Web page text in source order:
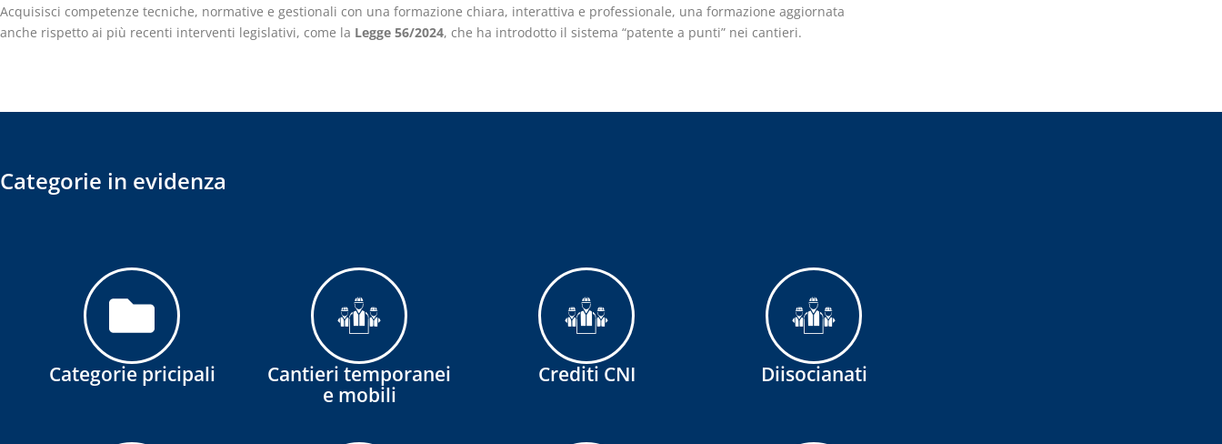
Acquisisci competenze tecniche, normative e gestionali con una formazione chiara, interattiva e professionale, una formazione aggiornata
anche rispetto ai più recenti interventi legislativi, come la Legge 56/2024, che ha introdotto il sistema “patente a punti” nei cantieri.
Categorie in evidenza
Categorie pricipali
Cantieri temporanei
e mobili
Crediti CNI Diisocianati